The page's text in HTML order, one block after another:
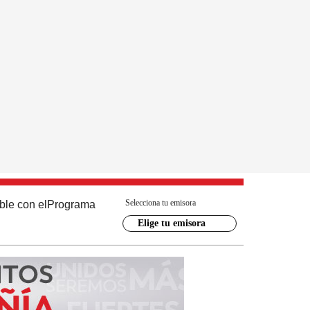
con el Programa Selecciona tu emisora
Elige tu emisora